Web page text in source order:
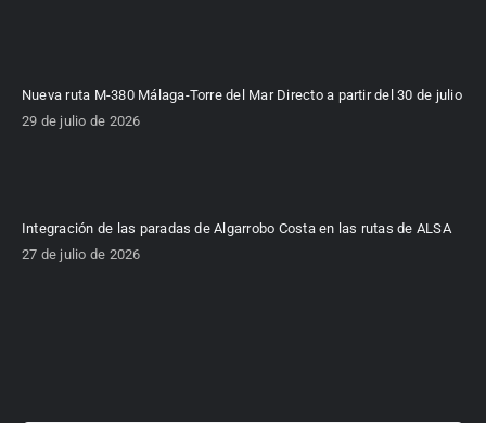
Nueva ruta M-380 Málaga-Torre del Mar Directo a partir del 30 de julio
29 de julio de 2026
Integración de las paradas de Algarrobo Costa en las rutas de ALSA
27 de julio de 2026